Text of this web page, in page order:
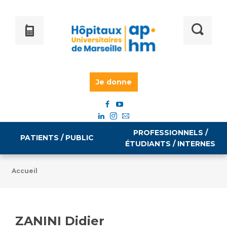
Je donne
PATIENTS / PUBLIC
Tarifs
PROFESSIONNELS /
ÉTUDIANTS / INTERNES
Emploi / formation
Accueil
ZANINI Didier